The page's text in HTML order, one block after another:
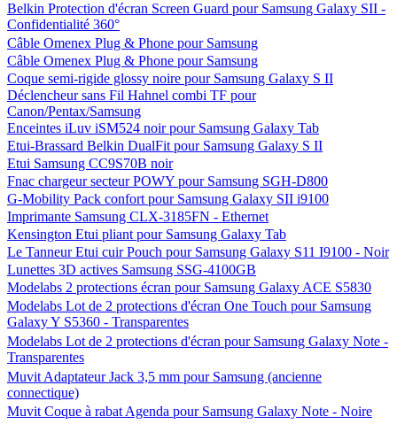
Belkin Protection d'écran Screen Guard pour Samsung Galaxy SII -
Confidentialité 360°
Câble Omenex Plug & Phone pour Samsung
Câble Omenex Plug & Phone pour Samsung
Coque semi-rigide glossy noire pour Samsung Galaxy S II
Déclencheur sans Fil Hahnel combi TF pour
Canon/Pentax/Samsung
Enceintes iLuv iSM524 noir pour Samsung Galaxy Tab
Etui-Brassard Belkin DualFit pour Samsung Galaxy S II
Etui Samsung CC9S70B noir
Fnac chargeur secteur POWY pour Samsung SGH-D800
G-Mobility Pack confort pour Samsung Galaxy SII i9100
Imprimante Samsung CLX-3185FN - Ethernet
Kensington Etui pliant pour Samsung Galaxy Tab
Le Tanneur Etui cuir Pouch pour Samsung Galaxy S11 I9100 - Noir
Lunettes 3D actives Samsung SSG-4100GB
Modelabs 2 protections écran pour Samsung Galaxy ACE S5830
Modelabs Lot de 2 protections d'écran One Touch pour Samsung
Galaxy Y S5360 - Transparentes
Modelabs Lot de 2 protections d'écran pour Samsung Galaxy Note -
Transparentes
Muvit Adaptateur Jack 3,5 mm pour Samsung (ancienne
connectique)
Muvit Coque à rabat Agenda pour Samsung Galaxy Note - Noire